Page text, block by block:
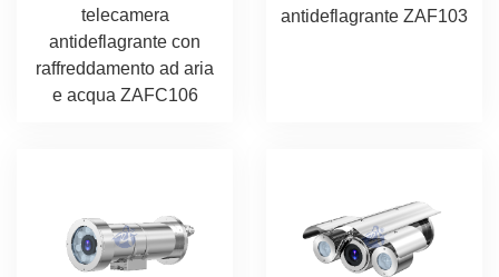
telecamera
antideflagrante con
raffreddamento ad aria
e acqua ZAFC106
antideflagrante ZAF103